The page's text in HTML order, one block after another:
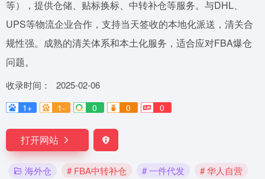
等），提供仓储、贴标换标、中转补仓等服务。与DHL、
UPS等物流企业合作，支持当天签收的本地化派送，清关合
规性强。成熟的清关体系和本土化服务，适合应对FBA爆仓
问题。
收录时间： 2025-02-06
1+ 1- 0 0 0
打开网站
海外仓 # FBA中转补仓 # 一件代发
# 华人自营